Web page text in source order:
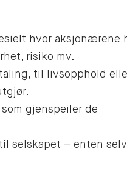
hvor aksjonærene
risiko mv.
til livsopphold
gjenspeiler de
selskapet – enten